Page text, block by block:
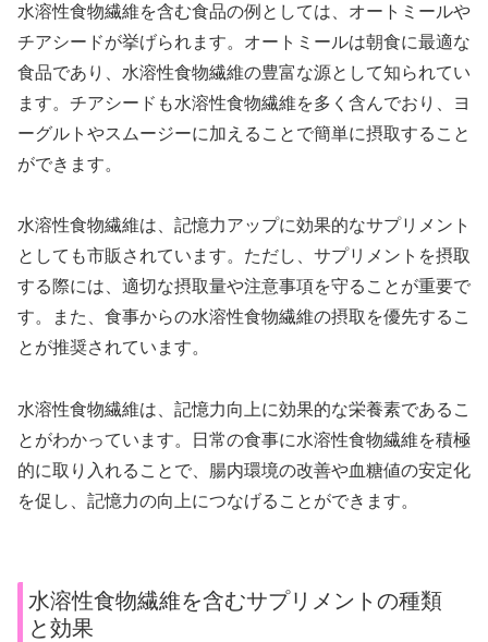
水溶性食物繊維を含む食品の例としては、オートミールや
チアシードが挙げられます。オートミールは朝食に最適な
食品であり、水溶性食物繊維の豊富な源として知られてい
ます。チアシードも水溶性食物繊維を多く含んでおり、ヨ
ーグルトやスムージーに加えることで簡単に摂取すること
ができます。
水溶性食物繊維は、記憶力アップに効果的なサプリメント
としても市販されています。ただし、サプリメントを摂取
する際には、適切な摂取量や注意事項を守ることが重要で
す。また、食事からの水溶性食物繊維の摂取を優先するこ
とが推奨されています。
水溶性食物繊維は、記憶力向上に効果的な栄養素であるこ
とがわかっています。日常の食事に水溶性食物繊維を積極
的に取り入れることで、腸内環境の改善や血糖値の安定化
を促し、記憶力の向上につなげることができます。
水溶性食物繊維を含むサプリメントの種類
と効果